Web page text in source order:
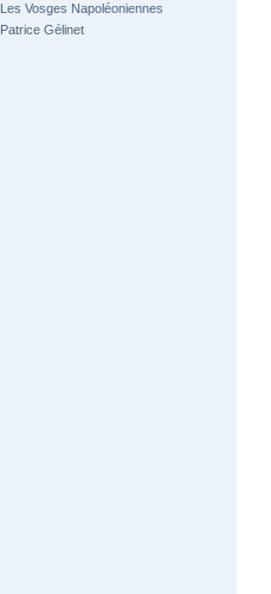
Les Vosges Napoléoniennes
Patrice Gélinet